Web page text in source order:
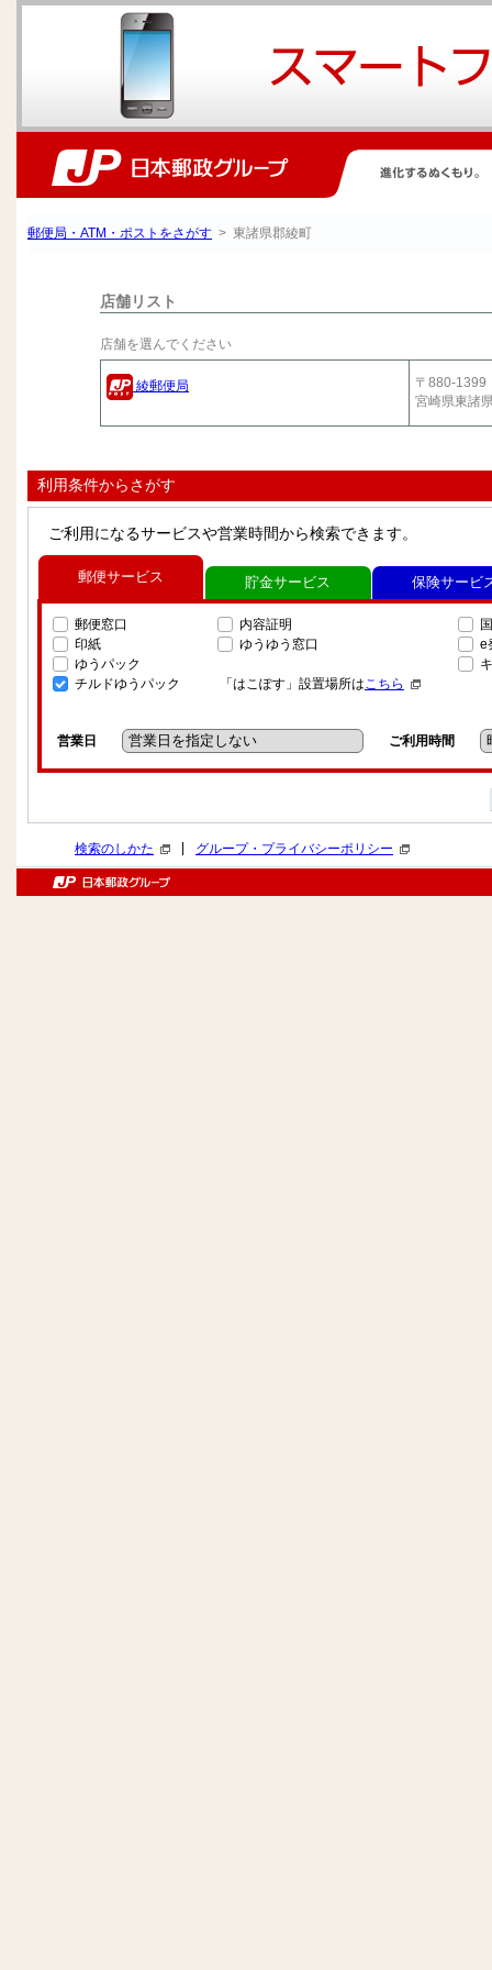
郵便局・ATM・ポストをさがす > 東諸県郡綾町
店舗リスト
店舗を選んでください
綾郵便局
〒880-1399
宮崎県東諸
利用条件からさがす
ご利用になるサービスや営業時間から検索できます。
郵便サービス
郵便窓口
印紙
ゆうパック
チルドゆうパック
内容証明
ゆうゆう窓口
「はこぽす」設置場所はこちら
e
営業日 ご利用時間
貯金サービス 保険サービ
検索のしかた グループ・プライバシーポリシー